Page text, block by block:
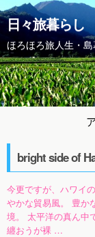
日々旅暮らし
ほろほろ旅人生・
bright side of
今更ですが、ハワイ
やかな貿易風。 豊か
境。 太平洋の真ん中
纏おうが裸 …